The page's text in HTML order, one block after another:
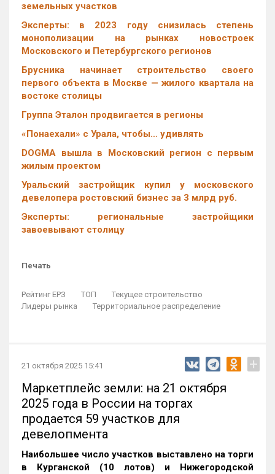
земельных участков
Эксперты: в 2023 году снизилась степень
монополизации на рынках новостроек
Московского и Петербургского регионов
Брусника начинает строительство своего
первого объекта в Москве — жилого квартала на
востоке столицы
Группа Эталон продвигается в регионы
«Понаехали» с Урала, чтобы… удивлять
DOGMA вышла в Московский регион с первым
жилым проектом
Уральский застройщик купил у московского
девелопера ростовский бизнес за 3 млрд руб.
Эксперты: региональные застройщики
завоевывают столицу
Печать
Рейтинг ЕРЗ ТОП
Текущее строительство
Лидеры рынка
Территориальное распределение
21 октября 2025 15:41 +
Маркетплейс земли: на 21 октября
2025 года в России на торгах
продается 59 участков для
девелопмента
Наибольшее число участков выставлено на торги
в Курганской (10 лотов) и Нижегородской